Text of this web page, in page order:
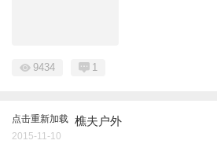
9434 1
点击重新加载 樵夫户外
2015-11-10